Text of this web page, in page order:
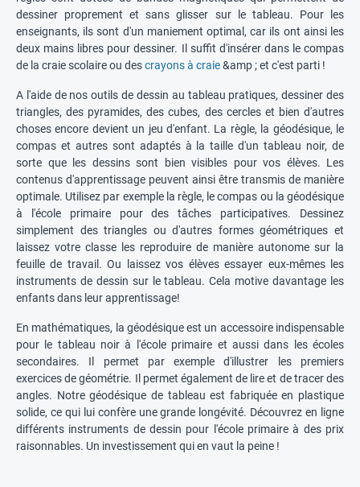
dessiner proprement et sans glisser sur le tableau. Pour les
enseignants, ils sont d'un maniement optimal, car ils ont ainsi les
deux mains libres pour dessiner. Il suffit d'insérer dans le compas
de la craie scolaire ou descrayons à craie&amp ; et c'est parti !
A l'aide de nos outils de dessin au tableau pratiques, dessiner des
triangles, des pyramides, des cubes, des cercles et bien d'autres
choses encore devient un jeu d'enfant. La règle, la géodésique, le
compas et autres sont adaptés à la taille d'un tableau noir, de
sorte que les dessins sont bien visibles pour vos élèves. Les
contenus d'apprentissage peuvent ainsi être transmis de manière
optimale. Utilisez par exemple la règle, le compas ou la géodésique
à l'école primaire pour des tâches participatives. Dessinez
simplement des triangles ou d'autres formes géométriques et
laissez votre classe les reproduire de manière autonome sur la
feuille de travail. Ou laissez vos élèves essayer eux-mêmes les
instruments de dessin sur le tableau. Cela motive davantage les
enfants dans leur apprentissage!
En mathématiques, la géodésique est un accessoire indispensable
pour le tableau noir à l'école primaire et aussi dans les écoles
secondaires. Il permet par exemple d'illustrer les premiers
exercices de géométrie. Il permet également de lire et de tracer des
angles. Notre géodésique de tableau est fabriquée en plastique
solide, ce qui lui confère une grande longévité. Découvrez en ligne
différents instruments de dessin pour l'école primaire à des prix
raisonnables. Un investissement qui en vaut la peine !